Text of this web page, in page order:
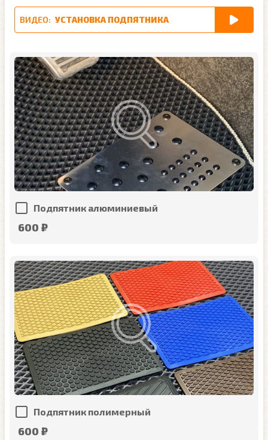
ВИДЕО: УСТАНОВКА ПОДПЯТНИКА
Подпятник алюминиевый
600 ₽
Подпятник полимерный
600 ₽